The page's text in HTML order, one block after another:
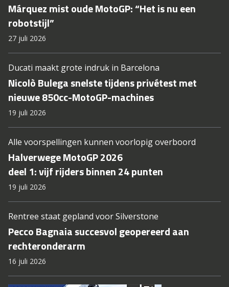
Márquez mist oude MotoGP: “Het is nu een
robotstijl”
27 juli 2026
Ducati maakt grote indruk in Barcelona
Nicolò Bulega snelste tijdens privétest met
nieuwe 850cc-MotoGP-machines
19 juli 2026
Alle voorspellingen kunnen voorlopig overboord
Halverwege MotoGP 2026
deel 1: vijf rijders binnen 24 punten
19 juli 2026
Rentree staat gepland voor Silverstone
Pecco Bagnaia succesvol geopereerd aan
rechteronderarm
16 juli 2026